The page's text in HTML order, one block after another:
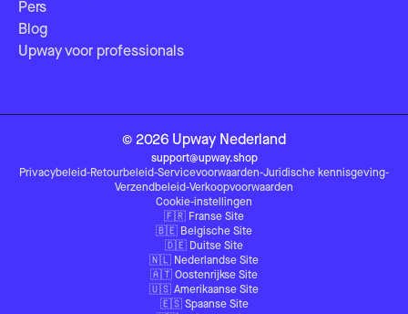
Pers
Blog
Upway voor professionals
© 2026 Upway Nederland
support@upway.shop
Privacybeleid-Retourbeleid-Servicevoorwaarden-Juridische kennisgeving-
Verzendbeleid-Verkoopvoorwaarden
Cookie-instellingen
🇫🇷 Franse Site
🇧🇪 Belgische Site
🇩🇪 Duitse Site
🇳🇱 Nederlandse Site
🇦🇹 Oostenrijkse Site
🇺🇸 Amerikaanse Site
🇪🇸 Spaanse Site